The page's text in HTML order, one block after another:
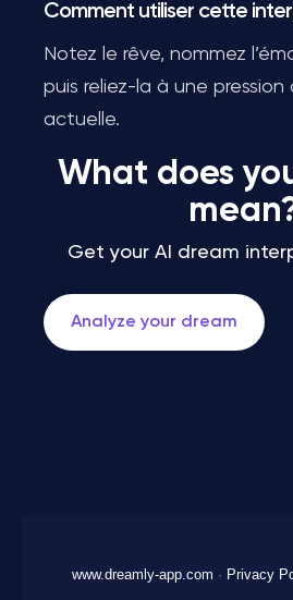
Comment utiliser cette
Notez le rêve, nommez
puis reliez-la à une
actuelle.
What does
Get your AI dream
Analyze your dream
www.dreamly-app.com · Privacy